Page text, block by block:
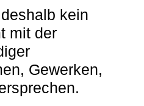
kein
mit der
Gewerken,